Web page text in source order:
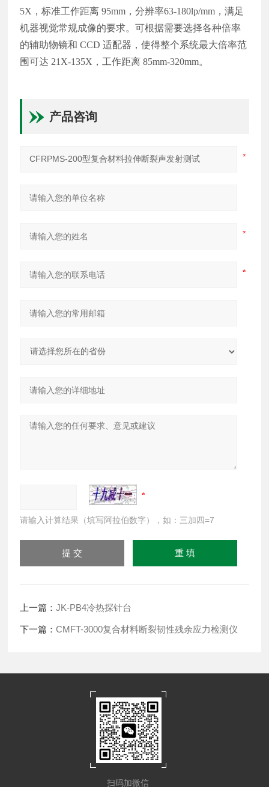
5X，标准工作距离 95mm，分辨率63-180lp/mm，满足
机器视觉常规成像的要求。可根据需要选择各种倍率
的辅助物镜和 CCD 适配器，使得整个系统最大倍率范
围可达 21X-135X，工作距离 85mm-320mm。
产品咨询
请输入计算结果（填写阿拉伯数字），如：三加四=7
上一篇：JK-PB4冷热探针台
下一篇：CMFT-3000复合材料断裂韧性残余应力检测仪
扫码加微信